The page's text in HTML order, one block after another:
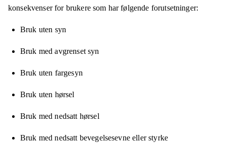
konsekvenser for brukere som har følgende forutsetninger:
Bruk uten syn
Bruk med avgrenset syn
Bruk uten fargesyn
Bruk uten hørsel
Bruk med nedsatt hørsel
Bruk med nedsatt bevegelsesevne eller styrke